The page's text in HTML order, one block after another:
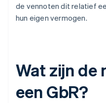
de vennoten dit relatief
hun eigen vermogen.
Wat zijn de
een GbR?